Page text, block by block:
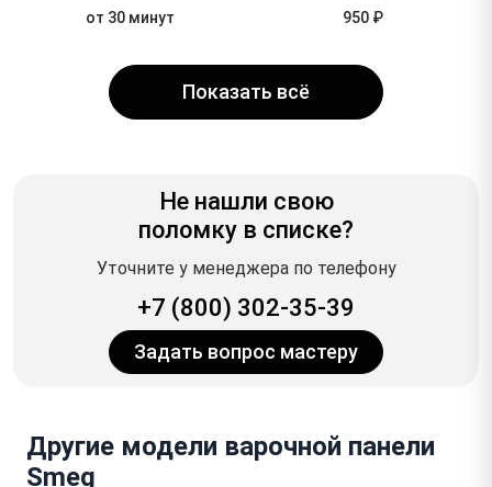
от 30 минут
950 ₽
Показать всё
Не нашли свою
поломку в списке?
Уточните у менеджера по телефону
+7 (800) 302-35-39
Задать вопрос мастеру
Другие модели варочной панели
Smeg